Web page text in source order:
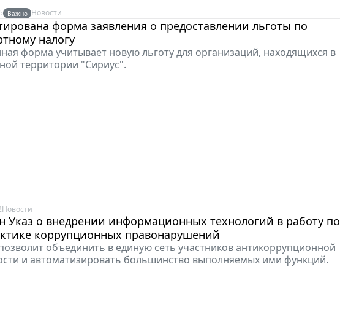
Важно Новости
форма заявления о предоставлении льготы по
налогу
форма учитывает новую льготу для организаций, находящихся в
территории "Сириус".
Новости
Указ о внедрении информационных технологий в работу по
коррупционных правонарушений
объединить в единую сеть участников антикоррупционной
и автоматизировать большинство выполняемых ими функций.